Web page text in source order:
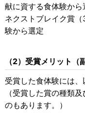
献に資する食体験から
ネクストブレイク賞
験から選定
（2）受賞メリット（
受賞した食体験には、
（受賞した賞の種類
のもあります。）